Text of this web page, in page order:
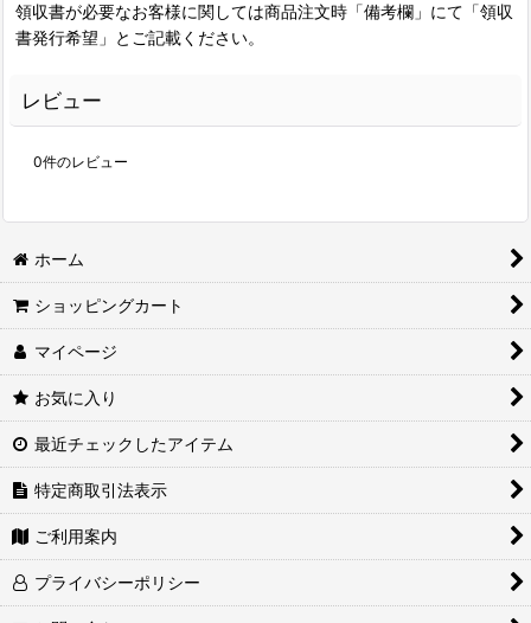
領収書が必要なお客様に関しては商品注文時「備考欄」にて「領収
書発行希望」とご記載ください。
レビュー
0件のレビュー
ホーム
ショッピングカート
マイページ
お気に入り
最近チェックしたアイテム
特定商取引法表示
ご利用案内
プライバシーポリシー